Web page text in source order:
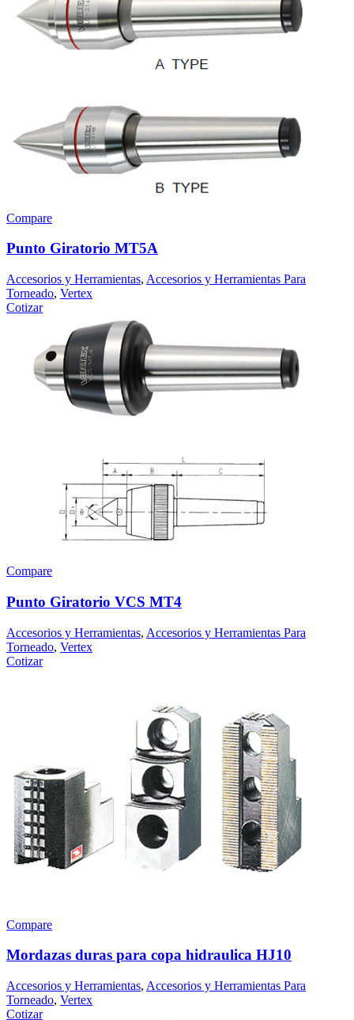
Compare
Punto Giratorio MT5A
Accesorios y Herramientas, Accesorios y Herramientas Para
Torneado, Vertex
Cotizar
Compare
Punto Giratorio VCS MT4
Accesorios y Herramientas, Accesorios y Herramientas Para
Torneado, Vertex
Cotizar
Compare
Mordazas duras para copa hidraulica HJ10
Accesorios y Herramientas, Accesorios y Herramientas Para
Torneado, Vertex
Cotizar